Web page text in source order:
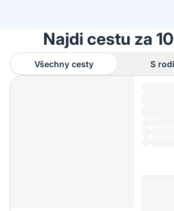
Najdi cestu za
Všechny cesty S